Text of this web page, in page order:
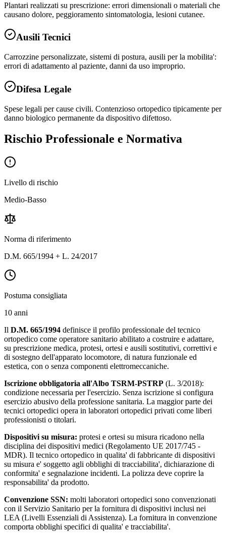
Plantari realizzati su prescrizione: errori dimensionali o materiali che
causano dolore, peggioramento sintomatologia, lesioni cutanee.
Ausili Tecnici
Carrozzine personalizzate, sistemi di postura, ausili per la mobilita':
errori di adattamento al paziente, danni da uso improprio.
Difesa Legale
Spese legali per cause civili. Contenzioso ortopedico tipicamente per
danno biologico permanente da dispositivo difettoso.
Rischio Professionale e Normativa
Livello di rischio
Medio-Basso
Norma di riferimento
D.M. 665/1994 + L. 24/2017
Postuma consigliata
10 anni
Il D.M. 665/1994 definisce il profilo professionale del tecnico
ortopedico come operatore sanitario abilitato a costruire e adattare,
su prescrizione medica, protesi, ortesi e ausili sostitutivi, correttivi e
di sostegno dell'apparato locomotore, di natura funzionale ed
estetica, con o senza componenti elettromeccaniche.
Iscrizione obbligatoria all'Albo TSRM-PSTRP (L. 3/2018):
condizione necessaria per l'esercizio. Senza iscrizione si configura
esercizio abusivo della professione sanitaria. La maggior parte dei
tecnici ortopedici opera in laboratori ortopedici privati come liberi
professionisti o titolari.
Dispositivi su misura: protesi e ortesi su misura ricadono nella
disciplina dei dispositivi medici (Regolamento UE 2017/745 -
MDR). Il tecnico ortopedico in qualita' di fabbricante di dispositivi
su misura e' soggetto agli obblighi di tracciabilita', dichiarazione di
conformita' e segnalazione incidenti. La polizza deve coprire la
responsabilita' da prodotto.
Convenzione SSN: molti laboratori ortopedici sono convenzionati
con il Servizio Sanitario per la fornitura di dispositivi inclusi nei
LEA (Livelli Essenziali di Assistenza). La fornitura in convenzione
comporta obblighi specifici di qualita' e tracciabilita'.